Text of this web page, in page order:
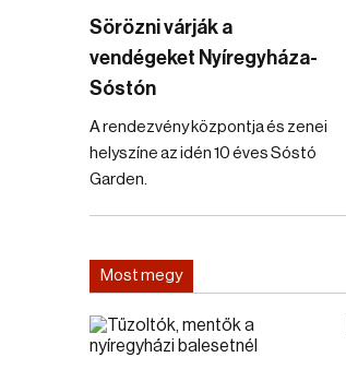
Sörözni várják a
vendégeket Nyíregyháza-
Sóstón
A rendezvény központja és zenei
helyszíne az idén 10 éves Sóstó
Garden.
Most megy